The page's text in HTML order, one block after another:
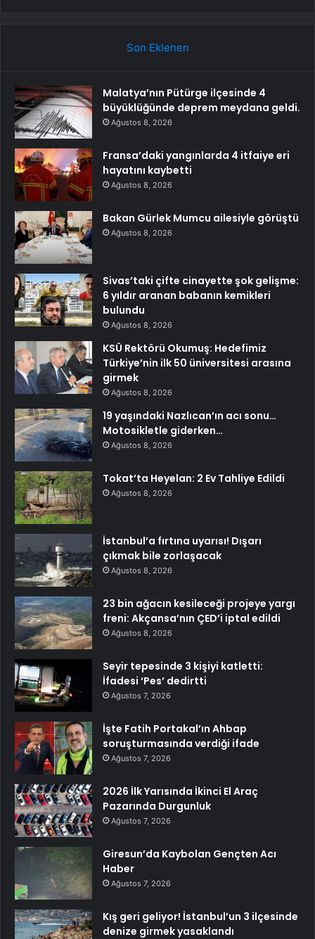
Son Eklenen
Malatya’nın Pütürge ilçesinde 4
büyüklüğünde deprem meydana geldi.
Ağustos 8, 2026
Fransa’daki yangınlarda 4 itfaiye eri
hayatını kaybetti
Ağustos 8, 2026
Bakan Gürlek Mumcu ailesiyle görüştü
Ağustos 8, 2026
Sivas’taki çifte cinayette şok gelişme:
6 yıldır aranan babanın kemikleri
bulundu
Ağustos 8, 2026
KSÜ Rektörü Okumuş: Hedefimiz
Türkiye’nin ilk 50 üniversitesi arasına
girmek
Ağustos 8, 2026
19 yaşındaki Nazlıcan’ın acı sonu…
Motosikletle giderken…
Ağustos 8, 2026
Tokat’ta Heyelan: 2 Ev Tahliye Edildi
Ağustos 8, 2026
İstanbul’a fırtına uyarısı! Dışarı
çıkmak bile zorlaşacak
Ağustos 8, 2026
23 bin ağacın kesileceği projeye yargı
freni: Akçansa’nın ÇED’i iptal edildi
Ağustos 8, 2026
Seyir tepesinde 3 kişiyi katletti:
İfadesi ‘Pes’ dedirtti
Ağustos 7, 2026
İşte Fatih Portakal’ın Ahbap
soruşturmasında verdiği ifade
Ağustos 7, 2026
2026 İlk Yarısında İkinci El Araç
Pazarında Durgunluk
Ağustos 7, 2026
Giresun’da Kaybolan Gençten Acı
Haber
Ağustos 7, 2026
Kış geri geliyor! İstanbul’un 3 ilçesinde
denize girmek yasaklandı